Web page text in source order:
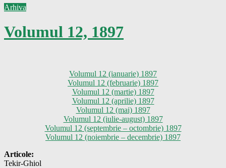
Arhiva
Volumul 12, 1897
Volumul 12 (ianuarie) 1897
Volumul 12 (februarie) 1897
Volumul 12 (martie) 1897
Volumul 12 (aprilie) 1897
Volumul 12 (mai) 1897
Volumul 12 (iulie-august) 1897
Volumul 12 (septembrie – octombrie) 1897
Volumul 12 (noiembrie – decembrie) 1897
Articole:
Tekir-Ghiol